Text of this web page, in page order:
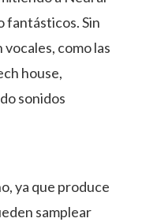
fantásticos. Sin
como las
house,
sonidos
ya que produce
samplear